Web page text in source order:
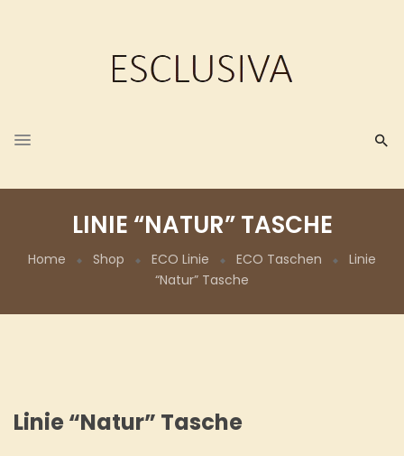
LINIE “NATUR” TASCHE
Home Shop ECO Linie ECO Taschen
Linie
“Natur” Tasche
Linie “Natur” Tasche